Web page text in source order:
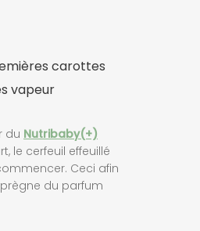
carottes
vapeur
du Nutribaby(+)
le cerfeuil effeuillé
Ceci afin
du parfum